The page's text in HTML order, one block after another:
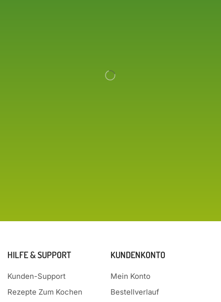
HILFE & SUPPORT
Kunden-Support
Rezepte Zum Kochen
KUNDENKONTO
Mein Konto
Bestellverlauf